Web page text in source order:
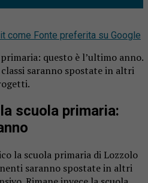
come Fonte preferita su Google
questo è l’ultimo anno.
saranno spostate in altri
scuola primaria:
la scuola primaria di Lozzolo
saranno spostate in altri